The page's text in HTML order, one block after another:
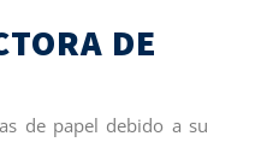
DE
de papel debido a su